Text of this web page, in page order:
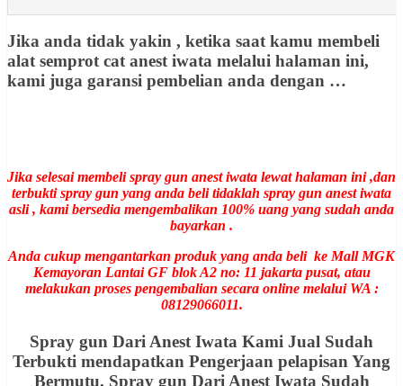
Jika anda tidak yakin , ketika saat kamu membeli
alat semprot cat anest iwata melalui halaman ini,
kami juga garansi pembelian anda dengan …
Jika selesai membeli spray gun anest iwata lewat halaman ini ,dan
terbukti spray gun yang anda beli tidaklah spray gun anest iwata
asli , kami bersedia mengembalikan 100% uang yang sudah anda
bayarkan .
Anda cukup mengantarkan produk yang anda beli ke Mall MGK
Kemayoran Lantai GF blok A2 no: 11 jakarta pusat, atau
melakukan proses pengembalian secara online melalui WA :
08129066011.
Spray gun Dari Anest Iwata Kami Jual Sudah
Terbukti mendapatkan Pengerjaan pelapisan Yang
Bermutu. Spray gun Dari Anest Iwata Sudah